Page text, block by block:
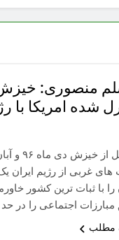
منصوری:
شده امریکا با
های غربی از رژیم ایران
را با ثبات ترین کشور
اجتماعی را در
مطلب